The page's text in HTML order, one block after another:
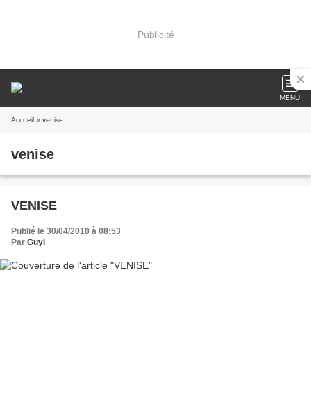
Publicité
MENU
Accueil » venise
venise
VENISE
Publié le 30/04/2010 à 08:53
Par Guyl